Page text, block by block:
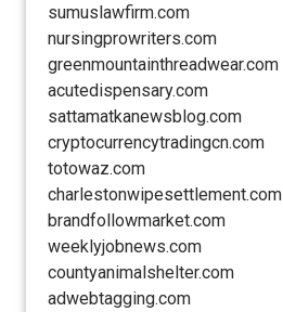
sumuslawfirm.com
nursingprowriters.com
greenmountainthreadwear.com
acutedispensary.com
sattamatkanewsblog.com
cryptocurrencytradingcn.com
totowaz.com
charlestonwipesettlement.com
brandfollowmarket.com
weeklyjobnews.com
countyanimalshelter.com
adwebtagging.com